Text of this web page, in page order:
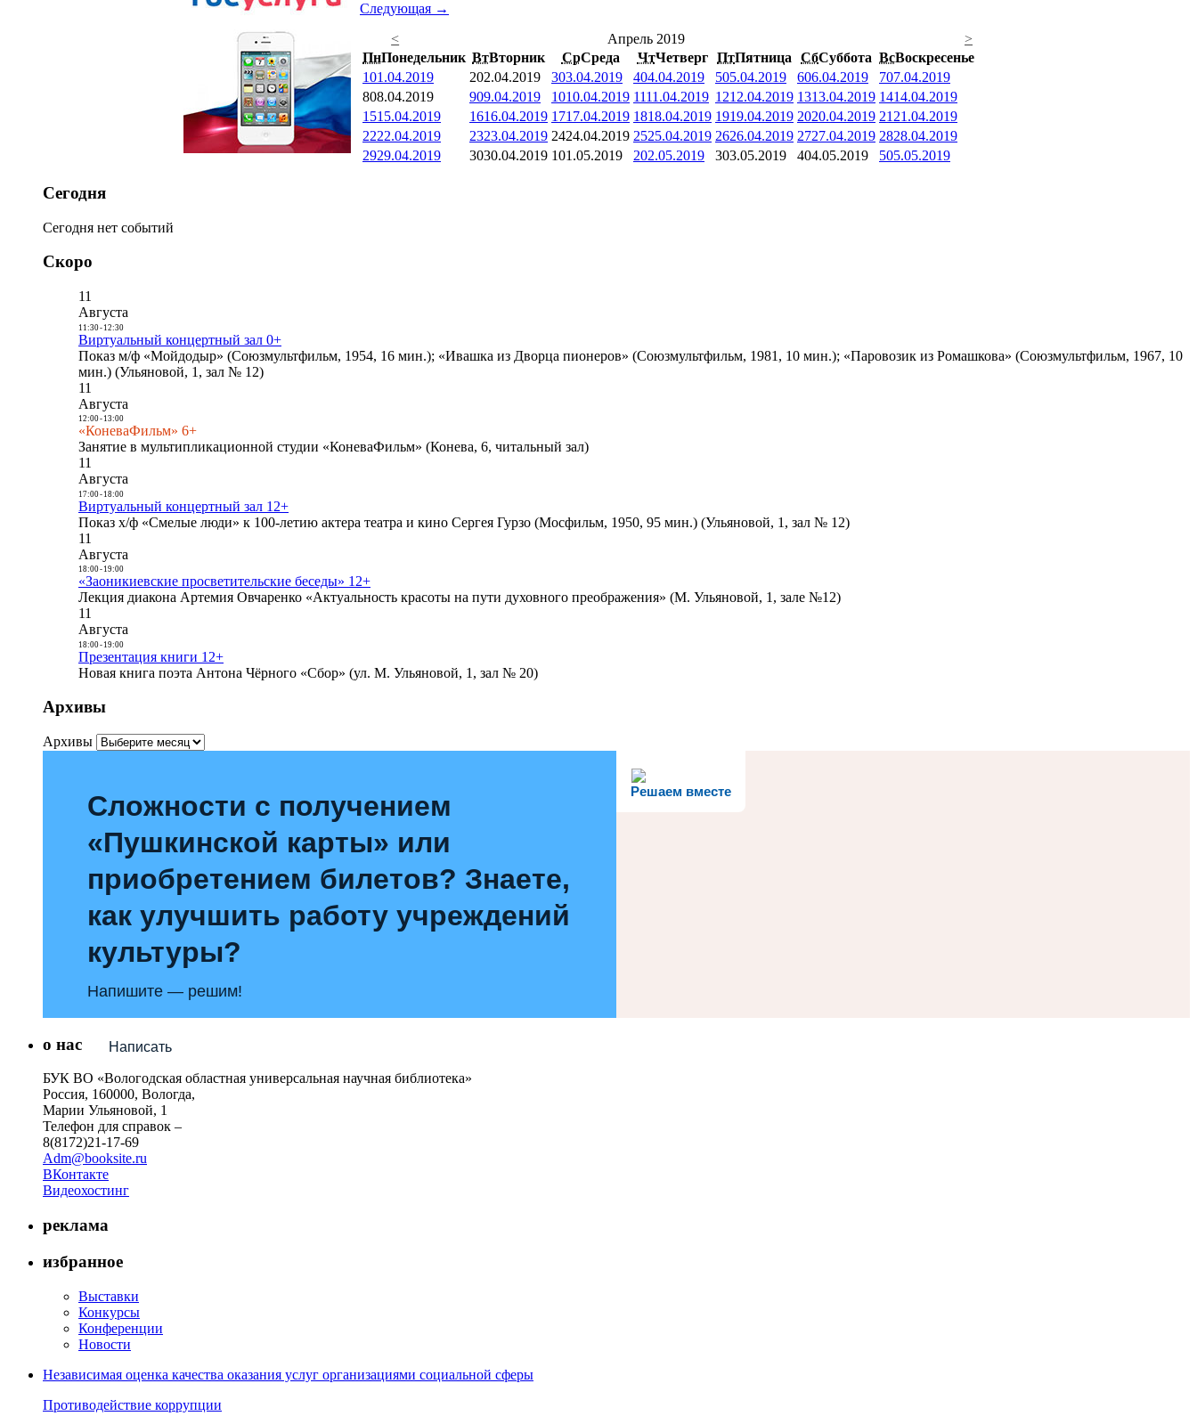
Следующая →
<
Апрель 2019
>
ПнПонедельник ВтВторник СрСреда ЧтЧетверг ПтПятница СбСуббота ВсВоскресенье
101.04.2019 202.04.2019 303.04.2019 404.04.2019 505.04.2019 606.04.2019 707.04.2019
808.04.2019 909.04.2019 1010.04.2019 1111.04.2019 1212.04.2019 1313.04.2019 1414.04.2019
1515.04.2019 1616.04.2019 1717.04.2019 1818.04.2019 1919.04.2019 2020.04.2019 21 21.04.2019
2222.04.2019 2323.04.2019 2424.04.2019 2525.04.2019 2626.04.2019 2727.04.2019 2828.04.2019
2929.04.2019 3030.04.2019 101.05.2019 202.05.2019 303.05.2019 404.05.2019 505.05.2019
Сегодня
Сегодня нет событий
Скоро
11
Августа
11:30- 12:30
Виртуальный концертный зал 0+
Показ м/ф «Мойдодыр» (Союзмультфильм, 1954, 16 мин.); «Ивашка из Дворца пионеров» (Союзмультфильм, 1981, 10 мин.); «Паровозик из Ромашкова» (Союзмультфильм, 1967, 10
мин.) (Ульяновой, 1, зал № 12)
11
Августа
12:00- 13:00
«КоневаФильм» 6+
Занятие в мультипликационной студии «КоневаФильм» (Конева, 6, читальный зал)
11
Августа
17:00- 18:00
Виртуальный концертный зал 12+
Показ х/ф «Смелые люди» к 100-летию актера театра и кино Сергея Гурзо (Мосфильм, 1950, 95 мин.) (Ульяновой, 1, зал № 12)
11
Августа
18:00- 19:00
«Заоникиевские просветительские беседы» 12+
Лекция диакона Артемия Овчаренко «Актуальность красоты на пути духовного преображения» (М. Ульяновой, 1, зале №12)
11
Августа
18:00- 19:00
Презентация книги 12+
Новая книга поэта Антона Чёрного «Сбор» (ул. М. Ульяновой, 1, зал № 20)
Архивы
Архивы
Решаем вместе
Сложности с получением
«Пушкинской карты» или
приобретением билетов? Знаете,
как улучшить работу учреждений
культуры?
Напишите — решим!
Написать
о нас
БУК ВО «Вологодская областная универсальная научная библиотека»
Россия, 160000, Вологда,
Марии Ульяновой, 1
Телефон для справок –
8(8172)21-17-69
Adm@booksite.ru
ВКонтакте
Видеохостинг
реклама
избранное
Выставки
Конкурсы
Конференции
Новости
Независимая оценка качества оказания услуг организациями социальной сферы
Противодействие коррупции